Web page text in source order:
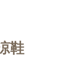
鞋